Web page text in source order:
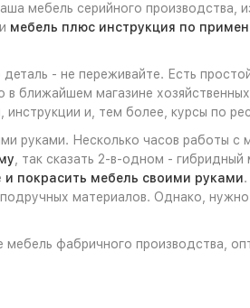
мебель серийного производства,
мебель плюс инструкция по
- не переживайте. Есть
в ближайшем магазине
и, тем более, курсы по
руками. Несколько часов работы
, так сказать 2-в-одном -
и покрасить мебель своими руками
материалов. Однако, нужно
мебель фабричного производства,